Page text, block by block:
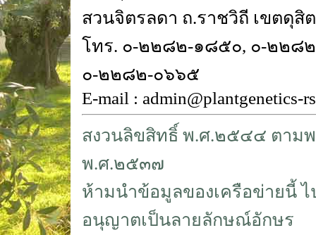
สวนจิตรลดา ถ.ราชวิถี เขตดุสิ
โทร. ๐-๒๒๘๒-๑๘๕๐, ๐-๒๒๘
๐-๒๒๘๒-๐๖๖๕
E-mail : admin@plantgenetics-
สงวนลิขสิทธิ์ พ.ศ.๒๕๔๔ ตาม
พ.ศ.๒๕๓๗
ห้ามนำข้อมูลของเครือข่ายนี้
อนุญาตเป็นลายลักษณ์อักษร